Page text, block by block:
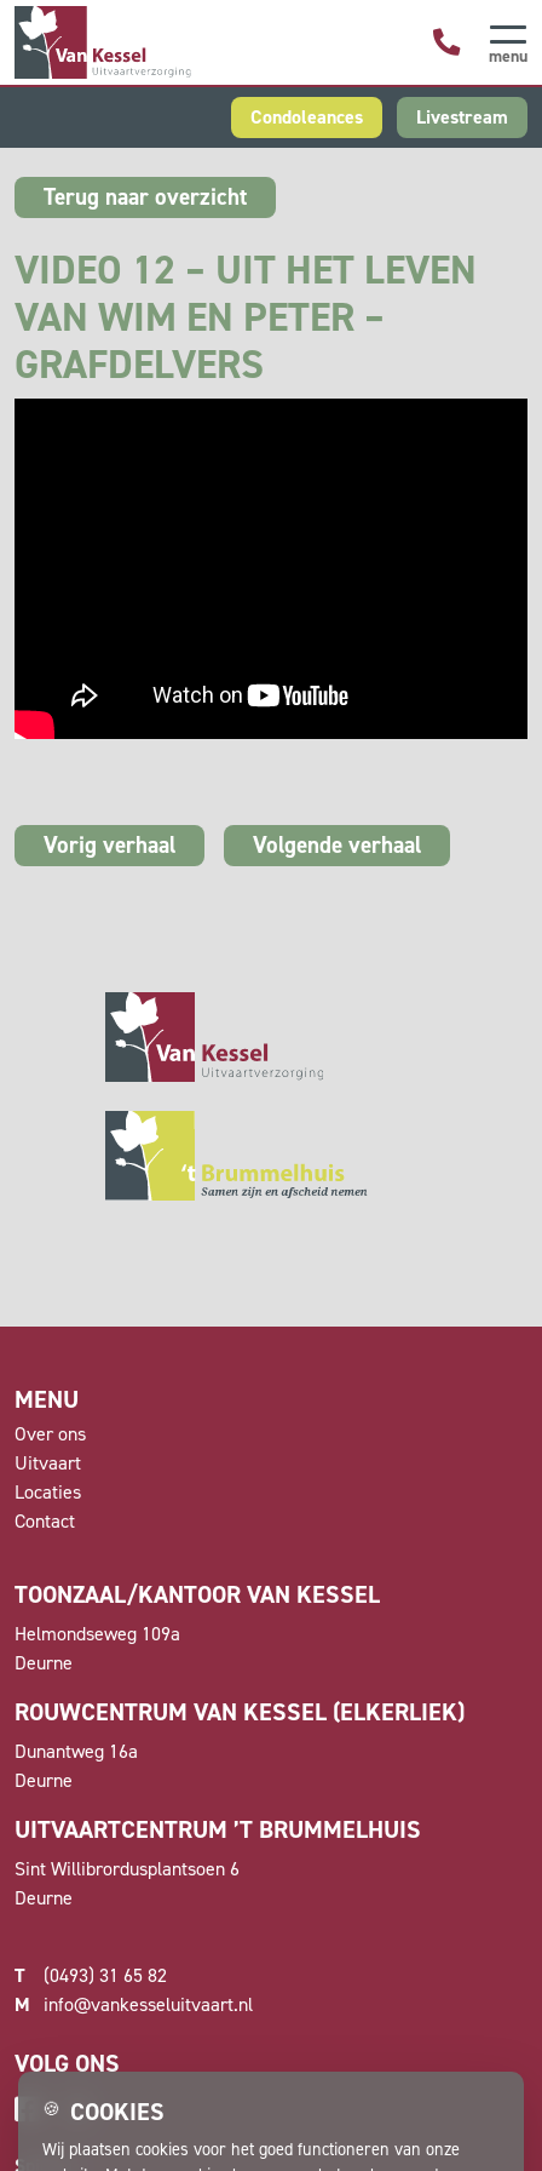
menu
Condoleances Livestream
Terug naar overzicht
VIDEO 12 – UIT HET LEVEN
VAN WIM EN PETER –
GRAFDELVERS
Vorig verhaal Volgende verhaal
MENU
Over ons
Uitvaart
Locaties
Contact
TOONZAAL/KANTOOR VAN KESSEL
Helmondseweg 109a
Deurne
ROUWCENTRUM VAN KESSEL (ELKERLIEK)
Dunantweg 16a
Deurne
UITVAARTCENTRUM ’T BRUMMELHUIS
Sint Willibrordusplantsoen 6
Deurne
T
(0493) 31 65 82
M
info@vankesseluitvaart.nl
VOLG ONS
🍪 COOKIES
Wij plaatsen cookies voor het goed functioneren van onze